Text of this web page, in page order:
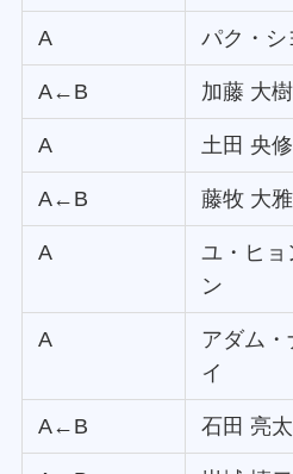
A パク・シ
A←B 加藤 大樹
A 土田 央修
A←B 藤牧 大雅
A
ユ・ヒョ
ン
A
アダム・
イ
A←B 石田 亮太